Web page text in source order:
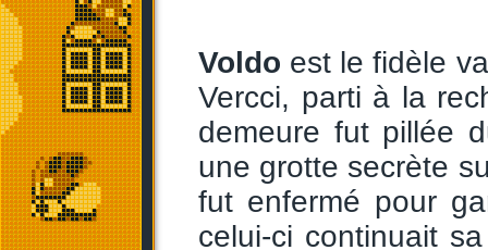
Voldo est le fidèle
Vercci, parti à la
demeure fut pillée
une grotte secrète
fut enfermé pour
celui-ci continuait